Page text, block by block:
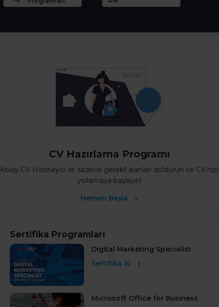
CV Hazırlama Programı
Kolay CV Hazırlayıcı ile sadece gerekli alanları doldurun ve CV’nizi
yollamaya başlayın!
Hemen Başla
Sertifika Programları
Digital Marketing Specialist
Sertifika Al
Microsoft Office for Business